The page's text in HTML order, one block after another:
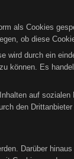
als Cookies
ob diese
durch ein
können. Es
auf
den
Darüber